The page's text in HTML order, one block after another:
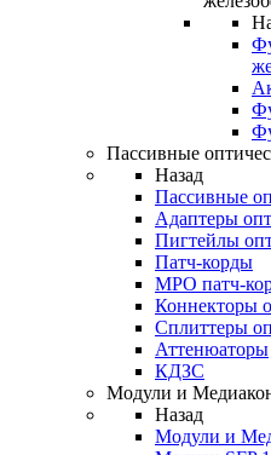
Пассивные
Назад
Пассивные
Адаптеры
Пигтейлы
Патч-корды
MPO патч-
Коннекторы
Сплиттеры
Аттенюаторы
КДЗС
Модули и
Назад
Модули и